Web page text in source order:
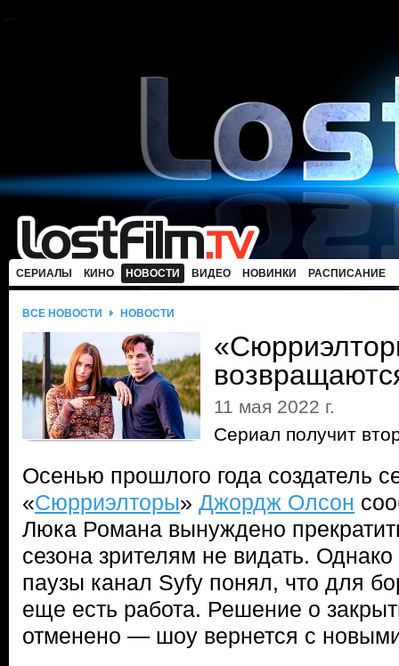
СЕРИАЛЫ КИНО НОВОСТИ ВИДЕО НОВИНКИ РАСПИСАНИЕ
ВСЕ НОВОСТИ НОВОСТИ
11 мая 2022 г.
Сериал получит
Осенью прошлого года создатель
«Сюрриэлторы» Джордж Олсон
Люка Романа вынуждено
сезона зрителям не видать.
паузы канал Syfy понял, что для
еще есть работа. Решение о
отменено — шоу вернется с